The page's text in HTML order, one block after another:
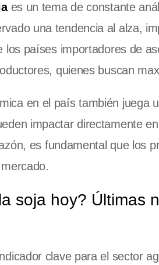
es un tema de constante
una tendencia al alza,
los países importadores de
quienes buscan
en el país también juega
impactar directamente
es fundamental que los
soja hoy? Últimas
clave para el sector